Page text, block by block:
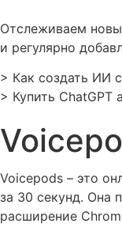
к
содержимому
Отслеживаем
и регулярно
> Как создать ИИ
> Купить ChatGPT
Voicepods – это
за 30 секунд. Она
расширение